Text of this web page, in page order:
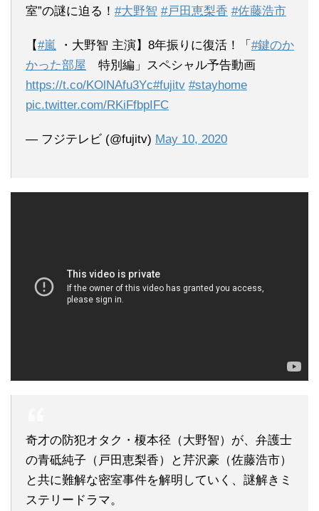
室”の謎に迫る！ #大野智 #戸田恵梨香 #佐藤浩市
【#嵐 ・大野智 主演】8年振りに復活！「 #鍵のか
かった部屋 特別編」スペシャル予告動画
https://t.co/KOlNAfu3Yc#fujitv #stayhome
pic.twitter.com/RKiFfbpIFC
— フジテレビ (@fujitv) May 10, 2020
奇才の防犯オタク・榎本径（大野智）が、弁護士
の青砥純子（戸田恵梨香）と芹沢豪（佐藤浩市）
と共に難解な密室事件を解明していく、謎解きミ
ステリードラマ。